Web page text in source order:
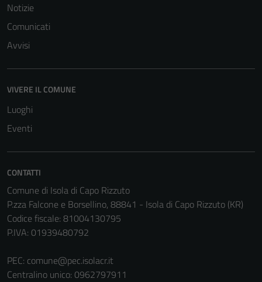
Notizie
Comunicati
Avvisi
VIVERE IL COMUNE
Luoghi
Eventi
CONTATTI
Comune di Isola di Capo Rizzuto
P.zza Falcone e Borsellino, 88841 - Isola di Capo Rizzuto (KR)
Codice fiscale: 81004130795
P.IVA: 01939480792
PEC: comune@pec.isolacr.it
Centralino unico: 0962797911